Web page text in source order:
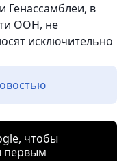
Генассамблеи, в
ООН, не
исключительно
чтобы
первым